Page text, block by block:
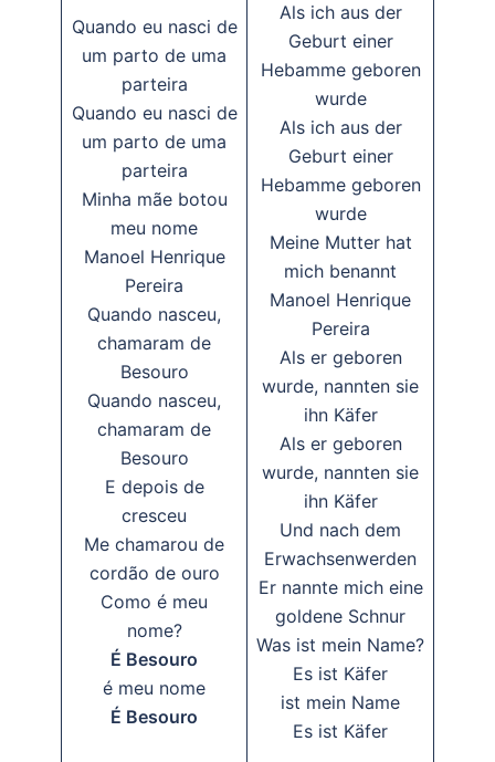
Quando eu nasci de
um parto de uma
parteira
Quando eu nasci de
um parto de uma
parteira
Minha mãe botou
meu nome
Manoel Henrique
Pereira
Quando nasceu,
chamaram de
Besouro
Quando nasceu,
chamaram de
Besouro
E depois de
cresceu
Me chamarou de
cordão de ouro
Como é meu
nome?
É Besouro
é meu nome
É Besouro
Als ich aus der
Geburt einer
Hebamme geboren
wurde
Als ich aus der
Geburt einer
Hebamme geboren
wurde
Meine Mutter hat
mich benannt
Manoel Henrique
Pereira
Als er geboren
wurde, nannten sie
ihn Käfer
Als er geboren
wurde, nannten sie
ihn Käfer
Und nach dem
Erwachsenwerden
Er nannte mich eine
goldene Schnur
Was ist mein Name?
Es ist Käfer
ist mein Name
Es ist Käfer